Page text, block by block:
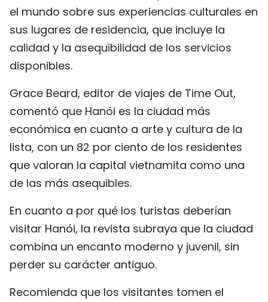
РУССКИЙ
el mundo sobre sus experiencias culturales en
sus lugares de residencia, que incluye la
calidad y la asequibilidad de los servicios
disponibles.
Grace Beard, editor de viajes de Time Out,
comentó que Hanói es la ciudad más
económica en cuanto a arte y cultura de la
lista, con un 82 por ciento de los residentes
que valoran la capital vietnamita como una
de las más asequibles.
En cuanto a por qué los turistas deberían
visitar Hanói, la revista subraya que la ciudad
combina un encanto moderno y juvenil, sin
perder su carácter antiguo.
Recomienda que los visitantes tomen el